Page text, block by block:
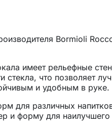
Bormioli
имеет рельефные
что позволяет
и удобным в руке.
для различных
и форму для наилучшего